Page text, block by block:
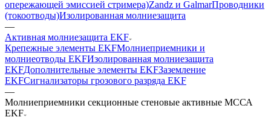
опережающей эмиссией стримера)Zandz и GalmarПроводники
(токоотводы)Изолированная молниезащита
—
Активная молниезащита EKF
Крепежные элементы EKFМолниеприемники и
молниеотводы EKFИзолированная молниезащита
EKFДополнительные элементы EKFЗаземление
EKFСигнализаторы грозового разряда EKF
—
Молниеприемники секционные стеновые активные МССА
EKF